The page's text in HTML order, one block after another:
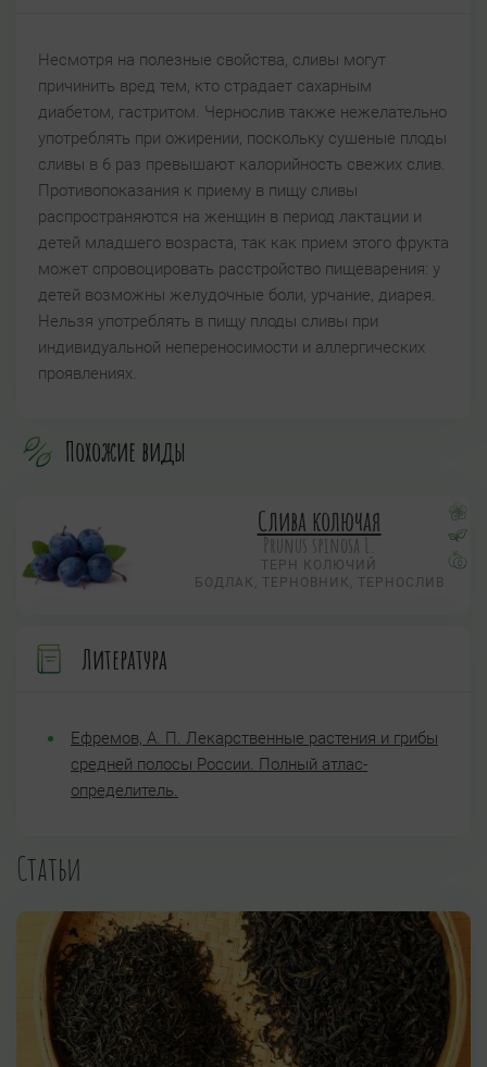
Несмотря на полезные свойства, сливы могут
причинить вред тем, кто страдает сахарным
диабетом, гастритом. Чернослив также нежелательно
употреблять при ожирении, поскольку сушеные плоды
сливы в 6 раз превышают калорийность свежих слив.
Противопоказания к приему в пищу сливы
распространяются на женщин в период лактации и
детей младшего возраста, так как прием этого фрукта
может спровоцировать расстройство пищеварения: у
детей возможны желудочные боли, урчание, диарея.
Нельзя употреблять в пищу плоды сливы при
индивидуальной непереносимости и аллергических
проявлениях.
Похожие виды
Слива колючая
Prunus spinosa L.
ТЕРН КОЛЮЧИЙ
БОДЛАК, ТЕРНОВНИК, ТЕРНОСЛИВ
Литература
Ефремов, А. П. Лекарственные растения и грибы
средней полосы России. Полный атлас-
определитель.
Статьи